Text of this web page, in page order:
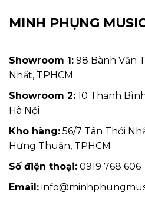
MINH PHỤNG
Showroom 1: 98 Bành Văn
Nhất, TPHCM
Showroom 2: 10 Thanh
Hà Nội
Kho hàng: 56/7 Tân Thới
Hưng Thuận, TPHCM
Số điện thoại: 0919 768 606
Email: